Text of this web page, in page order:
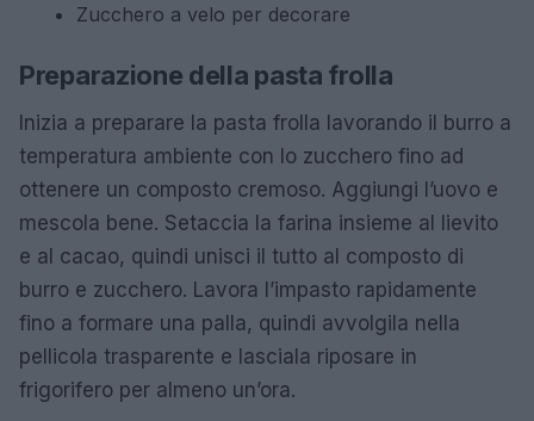
Zucchero a velo per decorare
Preparazione della pasta frolla
Inizia a preparare la pasta frolla lavorando il burro a
temperatura ambiente con lo zucchero fino ad
ottenere un composto cremoso. Aggiungi l’uovo e
mescola bene. Setaccia la farina insieme al lievito
e al cacao, quindi unisci il tutto al composto di
burro e zucchero. Lavora l’impasto rapidamente
fino a formare una palla, quindi avvolgila nella
pellicola trasparente e lasciala riposare in
frigorifero per almeno un’ora.